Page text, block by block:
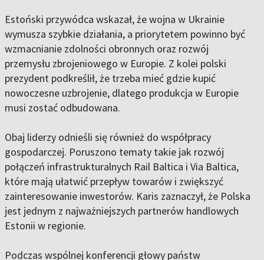
Estoński przywódca wskazał, że wojna w Ukrainie
wymusza szybkie działania, a priorytetem powinno być
wzmacnianie zdolności obronnych oraz rozwój
przemysłu zbrojeniowego w Europie. Z kolei polski
prezydent podkreślił, że trzeba mieć gdzie kupić
nowoczesne uzbrojenie, dlatego produkcja w Europie
musi zostać odbudowana.
Obaj liderzy odnieśli się również do współpracy
gospodarczej. Poruszono tematy takie jak rozwój
połączeń infrastrukturalnych Rail Baltica i Via Baltica,
które mają ułatwić przepływ towarów i zwiększyć
zainteresowanie inwestorów. Karis zaznaczył, że Polska
jest jednym z najważniejszych partnerów handlowych
Estonii w regionie.
Podczas wspólnej konferencji głowy państw